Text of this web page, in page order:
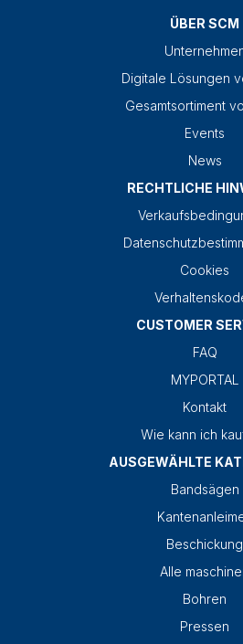
ÜBER SCM
Digitale Lösungen
Gesamtsortiment
Events
News
RECHTLICHE
Cookies
CUSTOMER
FAQ
MYPORTAL
Kontakt
Wie kann ich
AUSGEWÄHLTE
Bandsägen
Beschickung
Alle
Bohren
Pressen